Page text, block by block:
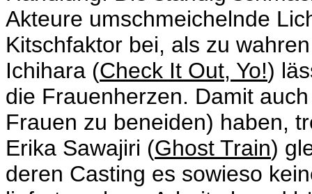
Akteure umschmeichelnde
Kitschfaktor bei, als zu
Ichihara (Check It Out, Yo!)
die Frauenherzen. Damit
Frauen zu beneiden) haben,
Erika Sawajiri (Ghost Train)
deren Casting es sowieso